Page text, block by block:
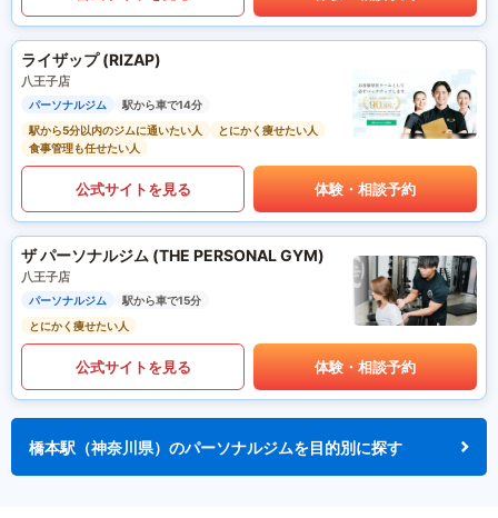
ライザップ (RIZAP)
八王子店
パーソナルジム
駅から車で14分
駅から5分以内のジムに通いたい人
とにかく痩せたい人
食事管理も任せたい人
公式サイトを見る 体験・相談予約
ザ パーソナルジム (THE PERSONAL GYM)
八王子店
パーソナルジム
駅から車で15分
とにかく痩せたい人
公式サイトを見る 体験・相談予約
橋本駅（神奈川県）のパーソナルジムを目的別に探す